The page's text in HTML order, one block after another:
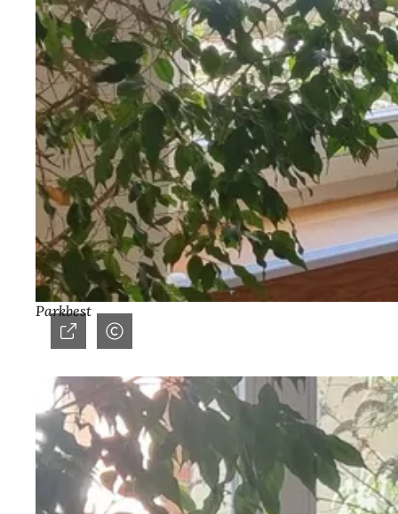
Parkbest